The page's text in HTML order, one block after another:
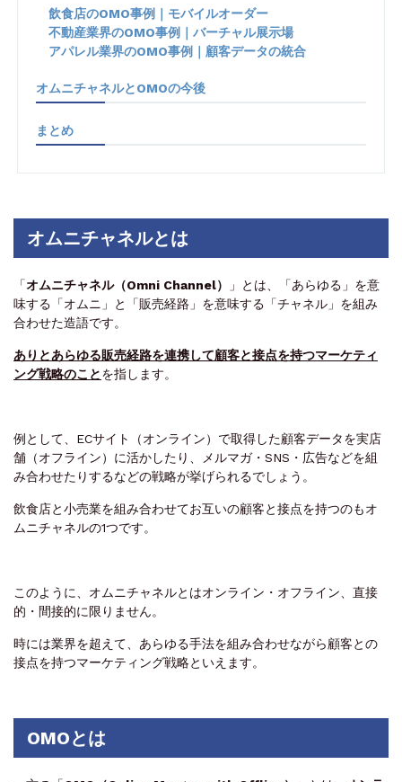
飲食店のOMO事例｜モバイルオーダー
不動産業界のOMO事例｜バーチャル展示場
アパレル業界のOMO事例｜顧客データの統合
オムニチャネルとOMOの今後
まとめ
オムニチャネルとは
「オムニチャネル（Omni Channel）
」とは、「あらゆる」を意
味する「オムニ」と「販売経路」を意味する「チャネル」を組み
合わせた造語です。
ありとあらゆる販売経路を連携して顧客と接点を持つマーケティ
ング戦略のことを指します。
例として、ECサイト（オンライン）で取得した顧客データを実店
舗（オフライン）に活かしたり、メルマガ・SNS・広告などを組
み合わせたりするなどの戦略が挙げられるでしょう。
飲食店と小売業を組み合わせてお互いの顧客と接点を持つのもオ
ムニチャネルの1つです。
このように、オムニチャネルとはオンライン・オフライン、直接
的・間接的に限りません。
時には業界を超えて、あらゆる手法を組み合わせながら顧客との
接点を持つマーケティング戦略といえます。
OMOとは